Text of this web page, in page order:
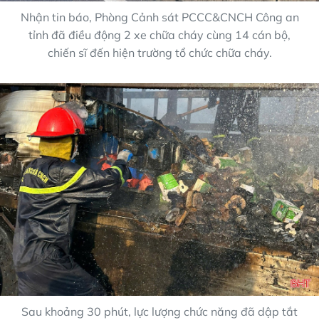
Nhận tin báo, Phòng Cảnh sát PCCC&CNCH Công an
tỉnh đã điều động 2 xe chữa cháy cùng 14 cán bộ,
chiến sĩ đến hiện trường tổ chức chữa cháy.
Sau khoảng 30 phút, lực lượng chức năng đã dập tắt